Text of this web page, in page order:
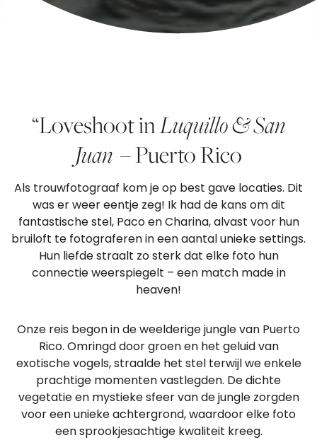
“Loveshoot inLuquillo & San
Juan – Puerto Rico
Als trouwfotograaf kom je op best gave locaties. Dit
was er weer eentje zeg! Ik had de kans om dit
fantastische stel, Paco en Charina, alvast voor hun
bruiloft te fotograferen in een aantal unieke settings.
Hun liefde straalt zo sterk dat elke foto hun
connectie weerspiegelt – een match made in
heaven!
Onze reis begon in de weelderige jungle van Puerto
Rico. Omringd door groen en het geluid van
exotische vogels, straalde het stel terwijl we enkele
prachtige momenten vastlegden. De dichte
vegetatie en mystieke sfeer van de jungle zorgden
voor een unieke achtergrond, waardoor elke foto
een sprookjesachtige kwaliteit kreeg.